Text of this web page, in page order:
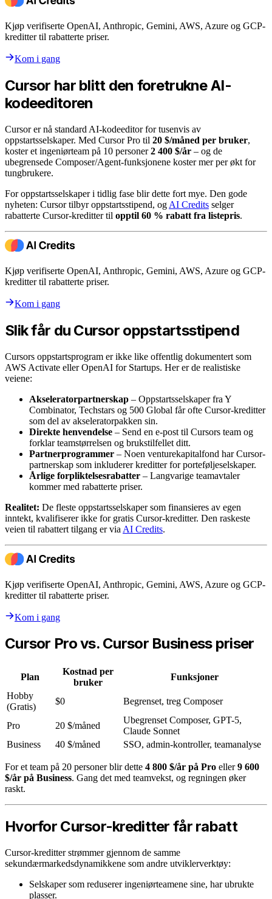
Kjøp verifiserte OpenAI, Anthropic, Gemini, AWS, Azure og GCP-
kreditter til rabatterte priser.
Kom i gang
Cursor har blitt den foretrukne AI-
kodeeditoren
Cursor er nå standard AI-kodeeditor for tusenvis av
oppstartsselskaper. Med Cursor Pro til 20 $/måned per bruker,
koster et ingeniørteam på 10 personer2 400 $/år – og de
ubegrensede Composer/Agent-funksjonene koster mer per økt for
tungbrukere.
For oppstartsselskaper i tidlig fase blir dette fort mye. Den gode
nyheten: Cursor tilbyr oppstartsstipend, og AI Credits selger
rabatterte Cursor-kreditter til opptil 60 % rabatt fra listepris.
Kjøp verifiserte OpenAI, Anthropic, Gemini, AWS, Azure og GCP-
kreditter til rabatterte priser.
Kom i gang
Slik får du Cursor oppstartsstipend
Cursors oppstartsprogram er ikke like offentlig dokumentert som
AWS Activate eller OpenAI for Startups. Her er de realistiske
veiene:
Akseleratorpartnerskap – Oppstartsselskaper fra Y
Combinator, Techstars og 500 Global får ofte Cursor-kreditter
som del av akseleratorpakken sin.
Direkte henvendelse – Send en e-post til Cursors team og
forklar teamstørrelsen og brukstilfellet ditt.
Partnerprogrammer – Noen venturekapitalfond har Cursor-
partnerskap som inkluderer kreditter for porteføljeselskaper.
Årlige forpliktelsesrabatter – Langvarige teamavtaler
kommer med rabatterte priser.
Realitet: De fleste oppstartsselskaper som finansieres av egen
inntekt, kvalifiserer ikke for gratis Cursor-kreditter. Den raskeste
veien til rabattert tilgang er via AI Credits.
Kjøp verifiserte OpenAI, Anthropic, Gemini, AWS, Azure og GCP-
kreditter til rabatterte priser.
Kom i gang
Cursor Pro vs. Cursor Business priser
Plan
Kostnad per
bruker
Funksjoner
Hobby
(Gratis)
$0 Begrenset, treg Composer
Pro 20 $/måned
Ubegrenset Composer, GPT-5,
Claude Sonnet
Business
40 $/måned SSO, admin-kontroller, teamanalyse
For et team på 20 personer blir dette 4 800 $/år på Pro eller9 600
$/år på Business. Gang det med teamvekst, og regningen øker
raskt.
Hvorfor Cursor-kreditter får rabatt
Cursor-kreditter strømmer gjennom de samme
sekundærmarkedsdynamikkene som andre utviklerverktøy:
Selskaper som reduserer ingeniørteamene sine, har ubrukte
plasser.